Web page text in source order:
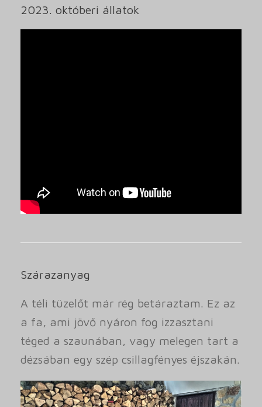
2023. októberi állatok
Szárazanyag
A téli tüzelőt már rég betáraztam. Ez az
a fa, ami jövő nyáron fog izzasztani
téged a szaunában, vagy melegen tart a
dézsában egy szép csillagfényes éjszakán.